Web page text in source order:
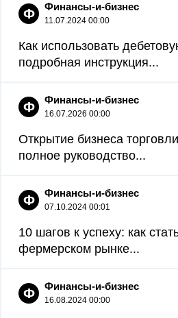
Ф Финансы-и-бизнес
11.07.2024 00:00
Как использовать
подробная инструкция...
Ф Финансы-и-бизнес
16.07.2026 00:00
Открытие бизнеса
полное руководство...
Ф Финансы-и-бизнес
07.10.2024 00:01
10 шагов к успеху: как
фермерском рынке...
Ф Финансы-и-бизнес
16.08.2024 00:00